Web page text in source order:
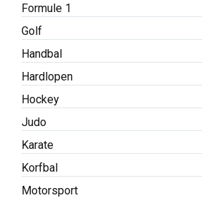
Formule 1
Golf
Handbal
Hardlopen
Hockey
Judo
Karate
Korfbal
Motorsport